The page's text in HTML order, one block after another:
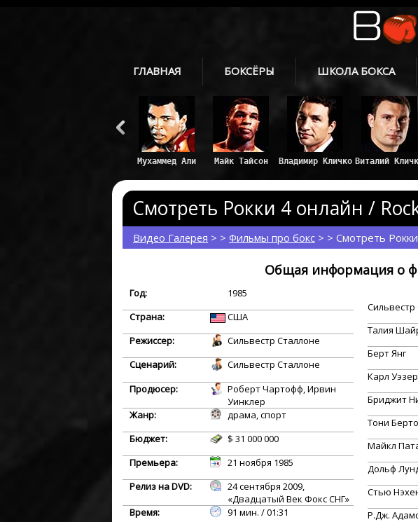
ГЛАВНАЯ БОКСЁРЫ ШКОЛА БОКСА
Смотреть Рокки 4 онлайн /
Видео Галерея > > Фильмы про бокс > > Смотреть
Общая информация о
Год:
1985
Страна:
США
Режиссер:
Сильвестр Сталлоне
Сценарий:
Сильвестр Сталлоне
Продюсер:
Роберт Чартофф, Ирвин
Уинклер
Жанр:
драма, спорт
Бюджет:
$ 31 000 000
Премьера:
21 ноября 1985
Релиз на DVD:
24 сентября 2009,
«Двадцатый Век Фокс СНГ»
Время:
91 мин. / 01:31
Сильвестр
Талия
Берт Янг
Карл
Бриджит
Тони
Майкл
Дольф
Стью
Р.Дж.